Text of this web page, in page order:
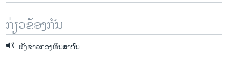
ກ່ຽວຂ້ອງກັນ
ຟັງຂ່າວກອງທຶນສາກົນ